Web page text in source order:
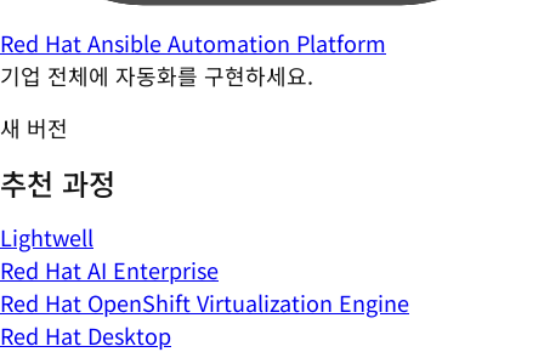
Red Hat Ansible Automation Platform
기업 전체에 자동화를 구현하세요.
새 버전
추천 과정
Lightwell
Red Hat AI Enterprise
Red Hat OpenShift Virtualization Engine
Red Hat Desktop